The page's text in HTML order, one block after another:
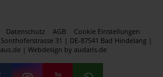
Datenschutz AGB
Cookie Einstellungen
31 | DE-87541 Bad Hindelang |
| Webdesign by audaris.de